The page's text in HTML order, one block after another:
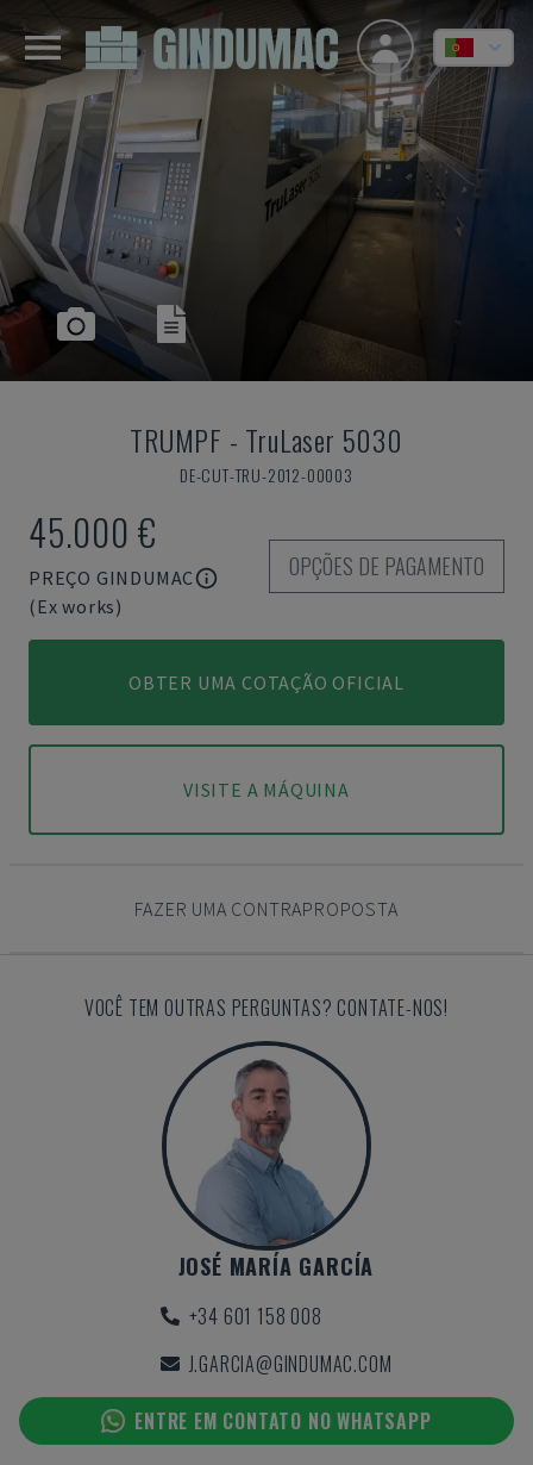
TRUMPF - TruLaser 5030
DE-CUT-TRU-2012-00003
45.000 €
PREÇO GINDUMAC
(Ex works)
OPÇÕES DE PAGAMENTO
OBTER UMA COTAÇÃO OFICIAL
VISITE A MÁQUINA
FAZER UMA CONTRAPROPOSTA
VOCÊ TEM OUTRAS PERGUNTAS? CONTATE-NOS!
JOSÉ MARÍA GARCÍA
+34 601 158 008
J.GARCIA@GINDUMAC.COM
ENTRE EM CONTATO NO WHATSAPP